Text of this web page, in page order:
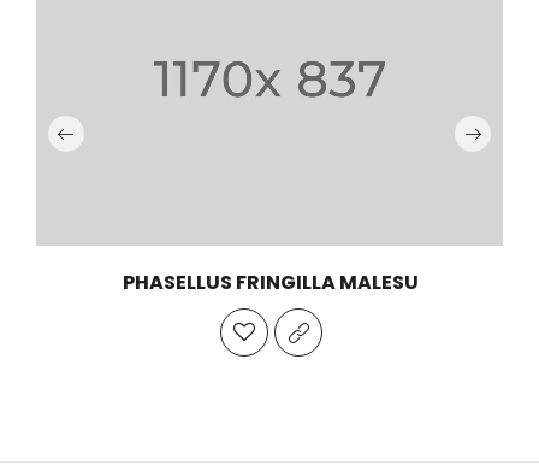
PHASELLUS FRINGILLA MALESU